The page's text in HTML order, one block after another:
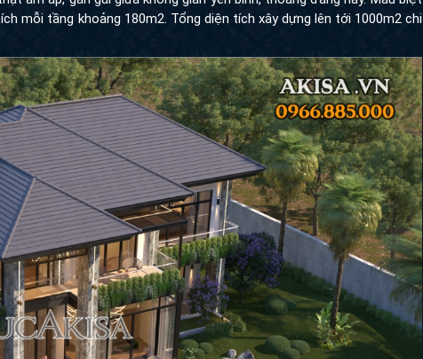
mỗi tầng khoảng 180m2. Tổng diện tích xây dựng lên tới 1000m2 chi